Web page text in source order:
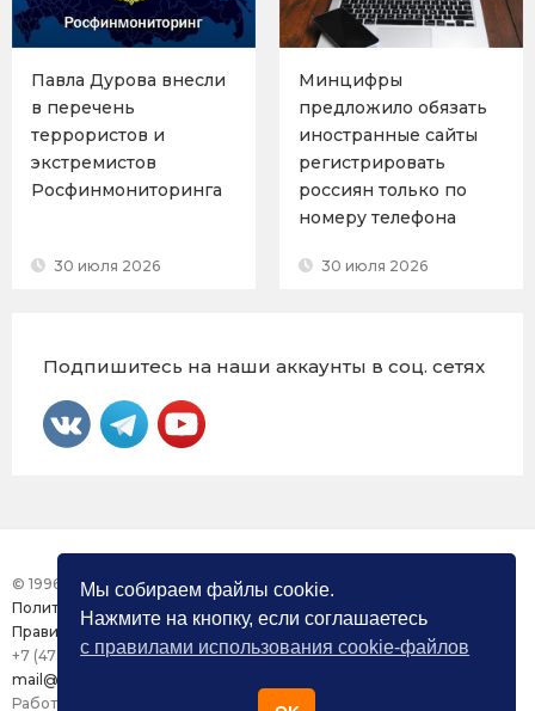
Павла Дурова внесли
в перечень
террористов и
экстремистов
Росфинмониторинга
30 июля 2026
Минцифры
предложило обязать
иностранные сайты
регистрировать
россиян только по
номеру телефона
30 июля 2026
Подпишитесь на наши аккаунты в соц. сетях
© 1996 – 2026 Фонд «Центр Защиты Прав СМИ»
Политика конфиденциальности
Правила использования сайта
+7 (473) 277-82-26
mail@mmdc.ru
Работа сайта поддерживается ООО «Медиазащита»
Мы собираем файлы cookie.
Нажмите на кнопку, если соглашаетесь
с правилами использования cookie-файлов